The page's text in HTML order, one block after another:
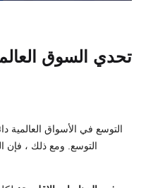
تحدي السوق
التوسع في الأسواق العالمية
التوسع. ومع ذلك ، فإن